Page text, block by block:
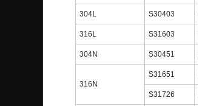
304L S30403
316L S31603
304N S30451
316N
S31651
S31726